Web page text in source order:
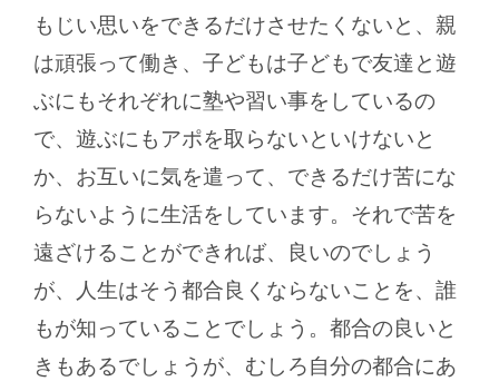
もじい思いをできるだけさせたくないと、親
は頑張って働き、子どもは子どもで友達と遊
ぶにもそれぞれに塾や習い事をしているの
で、遊ぶにもアポを取らないといけないと
か、お互いに気を遣って、できるだけ苦にな
らないように生活をしています。それで苦を
遠ざけることができれば、良いのでしょう
が、人生はそう都合良くならないことを、誰
もが知っていることでしょう。都合の良いと
きもあるでしょうが、むしろ自分の都合にあ